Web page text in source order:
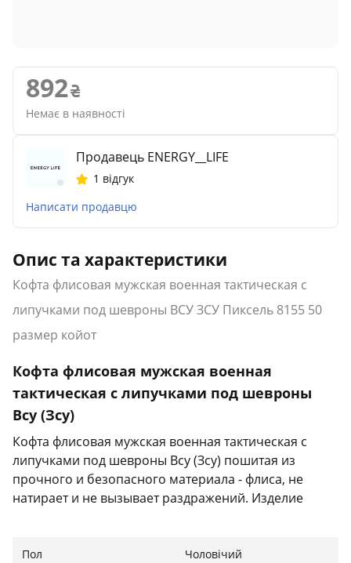
892
Немає в наявності
Продавець ENERGY__LIFE
1 відгук
Написати продавцю
Опис та характеристики
Кофта флисовая мужская военная тактическая с
липучками под шевроны ВСУ ЗСУ Пиксель 8155 50
размер койот
Кофта флисовая мужская военная
тактическая с липучками под шевроны
Всу (Зсу)
Кофта флисовая мужская военная тактическая с
липучками под шевроны Всу (Зсу) пошитая из
прочного и безопасного материала - флиса, не
натирает и не вызывает раздражений. Изделие
Пол Чоловічий